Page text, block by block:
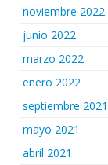
noviembre 2022
junio 2022
marzo 2022
enero 2022
septiembre 2021
mayo 2021
abril 2021